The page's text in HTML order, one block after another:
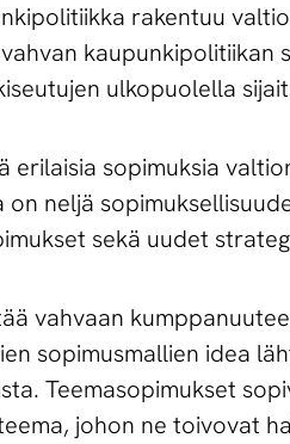
rakentuu
kaupunkipolitiikan
ulkopuolella
sopimuksia
neljä
sekä uudet
vahvaan
sopimusmallien idea
Teemasopimukset
johon ne toivovat